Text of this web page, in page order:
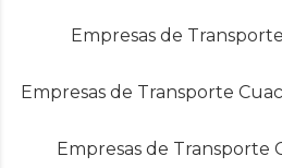
Empresas de
Empresas de Transporte
Empresas de Transporte